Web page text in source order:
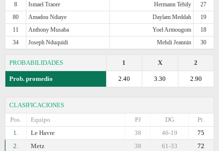
8
Ismael Traore Hermann Tebily
27
80
Amadou Ndiaye Daylam Meddah
19
11
Anthony Musaba Yoel Armougom
18
34
Joseph Nduquidi Mehdi Jeannin 30
PROBABILIDADES 2
X
1
Prob. promedio 2.90
3.30
2.40
CLASIFICACIONES
Pos.
Equipo Pt.
DG
PJ
1.
Le Havre 75
46-19
38
2.
Metz 72
61-33
38